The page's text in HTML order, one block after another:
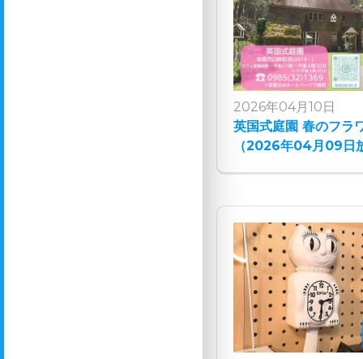
2026年04月10日
英国式庭園 春のフラ
（2026年04月09日